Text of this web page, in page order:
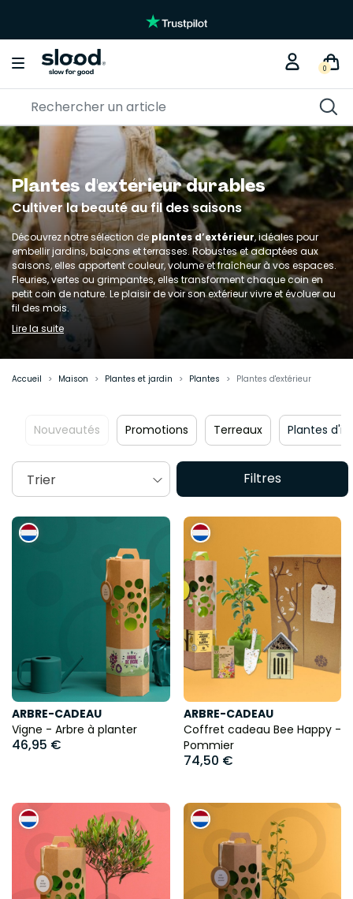
0
Plantes d'extérieur durables
Cultiver la beauté au fil des saisons
Découvrez notre sélection deplantes d’extérieur, idéales pour
embellir jardins, balcons et terrasses. Robustes et adaptées aux
saisons, elles apportent couleur, volume et fraîcheur à vos espaces.
Fleuries, vertes ou grimpantes, elles transforment chaque coin en
petit coin de nature. Le plaisir de voir son extérieur vivre et évoluer au
fil des mois.
Lire la suite
Accueil Maison Plantes et jardin Plantes Plantes d'extérieur
Promotions Terreaux Plantes d'intérieur
Filtres
Trier
ARBRE-CADEAU
Vigne - Arbre à planter
46,95 €
ARBRE-CADEAU
Coffret cadeau Bee Happy -
Pommier
74,50 €